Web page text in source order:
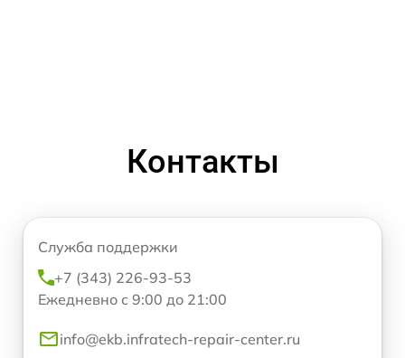
Контакты
Служба поддержки
+7 (343) 226-93-53
Ежедневно с 9:00 до 21:00
info@ekb.infratech-repair-center.ru